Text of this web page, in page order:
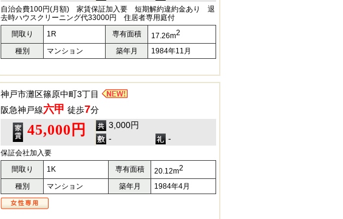
自治会費100円(月額) 家賃保証加入要 短期解約違約金あり 退
去時ハウスクリーニング代33000円 住居者専用庭付
間取り
1R 専有面積 17.26m2
種別 マンション 築年月
1984年11月
神戸市灘区篠原中町3丁目
阪急神戸線六甲 徒歩7分
45,000円
3,000円
-
-
保証会社加入要
間取り
1K 専有面積 20.12m2
種別 マンション 築年月 1984年4月